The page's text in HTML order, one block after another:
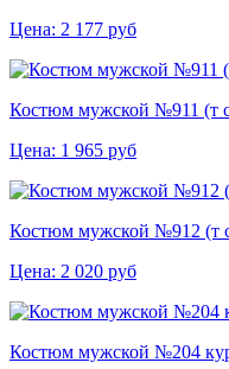
Цена: 2 177 руб
Костюм мужской №911 (т
Цена: 1 965 руб
Костюм мужской №912 (т
Цена: 2 020 руб
Костюм мужской №204